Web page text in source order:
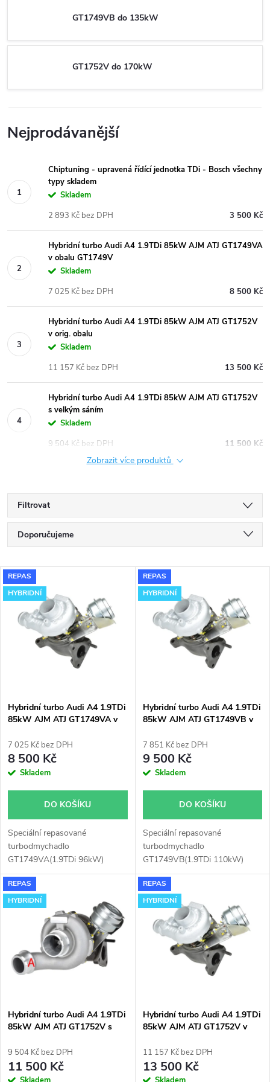
GT1749VB do 135kW
GT1752V do 170kW
Nejprodávanější
Chiptuning - upravená řídící jednotka TDi - Bosch všechny
typy skladem
Skladem
3 500 Kč
2 893 Kč bez DPH
Hybridní turbo Audi A4 1.9TDi 85kW AJM ATJ GT1749VA
v obalu GT1749V
Skladem
8 500 Kč
7 025 Kč bez DPH
Hybridní turbo Audi A4 1.9TDi 85kW AJM ATJ GT1752V
v orig. obalu
Skladem
13 500 Kč
11 157 Kč bez DPH
Hybridní turbo Audi A4 1.9TDi 85kW AJM ATJ GT1752V
s velkým sáním
Skladem
11 500 Kč
9 504 Kč bez DPH
Zobrazit více produktů
Filtrovat
Ř
a
z
e
p
r
o
u
k
t
Doporučujeme
Nejdražší
Nejprodávanější
Abecedně
V
ý
s
p
r
o
d
u
k
t
ů
REPAS
HYBRIDNÍ
Hybridní turbo Audi A4 1.9TDi
85kW AJM ATJ GT1749VA v
7 025 Kč bez DPH
8 500 Kč
Skladem
DO KOŠÍKU
Speciální repasované
turbodmychadlo
GT1749VA(1.9TDi 96kW)
instalované v obalu GT1749V
(pro motory TDi 66-85KW).
Vhodné zejména k
výkonnostním úpravám jako
např. chiptuning. Pro vůz Audi
A4 1.9TDi 85kW AJM ATJ.
REPAS
HYBRIDNÍ
Hybridní turbo Audi A4 1.9TDi
85kW AJM ATJ GT1749VB v
7 851 Kč bez DPH
9 500 Kč
Skladem
DO KOŠÍKU
Speciální repasované
turbodmychadlo
GT1749VB(1.9TDi 110kW)
instalované v obalu GT1749V
(pro motory TDi 66-85KW).
Vhodné zejména k
výkonnostním úpravám jako
např. chiptuning. Pro vůz Audi
A4 1.9TDi 85kW AJM ATJ.
REPAS
HYBRIDNÍ
Hybridní turbo Audi A4 1.9TDi
85kW AJM ATJ GT1752V s
9 504 Kč bez DPH
11 500 Kč
REPAS
HYBRIDNÍ
Hybridní turbo Audi A4 1.9TDi
85kW AJM ATJ GT1752V v
11 157 Kč bez DPH
13 500 Kč